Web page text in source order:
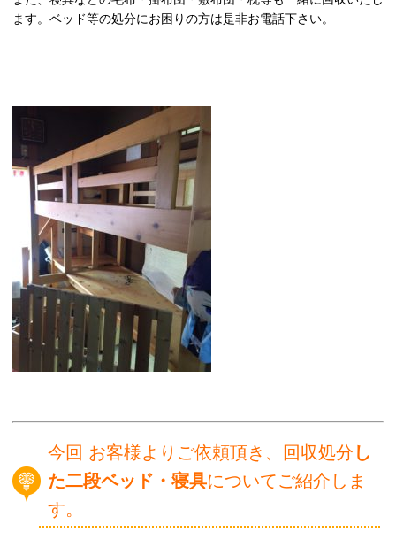
ます。ベッド等の処分にお困りの方は是非お電話下さい。
今回 お客様よりご依頼頂き、回収処分 し
た二段ベッド・寝具についてご紹介しま
す。